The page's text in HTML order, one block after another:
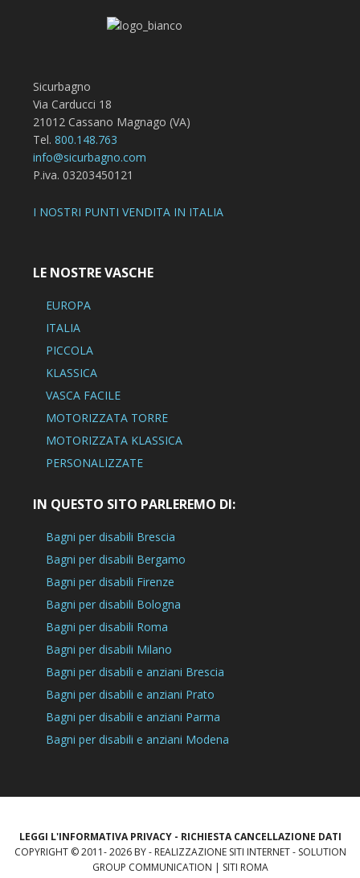
Sicurbagno
Via Carducci 18
21012 Cassano Magnago (VA)
Tel. 800.148.763
info@sicurbagno.com
P.iva. 03203450121
I NOSTRI PUNTI VENDITA IN ITALIA
LE NOSTRE VASCHE
EUROPA
ITALIA
PICCOLA
KLASSICA
VASCA FACILE
MOTORIZZATA TORRE
MOTORIZZATA KLASSICA
PERSONALIZZATE
IN QUESTO SITO PARLEREMO DI:
Bagni per disabili Brescia
Bagni per disabili Bergamo
Bagni per disabili Firenze
Bagni per disabili Bologna
Bagni per disabili Roma
Bagni per disabili Milano
Bagni per disabili e anziani Brescia
Bagni per disabili e anziani Prato
Bagni per disabili e anziani Parma
Bagni per disabili e anziani Modena
LEGGI L'INFORMATIVA PRIVACY- RICHIESTA CANCELLAZIONE DATI
COPYRIGHT © 2011- 2026 BY - REALIZZAZIONE SITI INTERNET- SOLUTION
GROUP COMMUNICATION | SITI ROMA